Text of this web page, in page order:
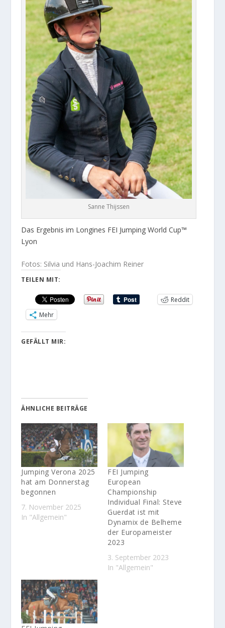
Sanne Thijssen
Das Ergebnis im Longines FEI Jumping World Cup™
Lyon
Fotos: Silvia und Hans-Joachim Reiner
TEILEN MIT:
Reddit
Mehr
GEFÄLLT MIR:
ÄHNLICHE BEITRÄGE
Jumping Verona 2025
hat am Donnerstag
begonnen
7. November 2025
In "Allgemein"
FEI Jumping
European
Championship
Individual Final: Steve
Guerdat ist mit
Dynamix de Belheme
der Europameister
2023
3. September 2023
In "Allgemein"